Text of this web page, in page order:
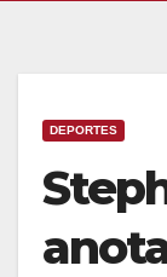
DEPORTES